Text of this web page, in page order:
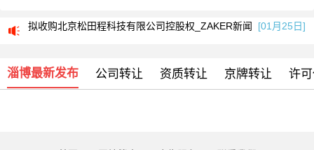
拟收购北京松田程科技有限公司控股权_ZAKER新闻 [01月25日]
浙江伟星新型建材股份有限公司关于收购北京松田程科技有限公司控股权的公告
淄博最新发布 公司转让 资质转让 京牌转让 许